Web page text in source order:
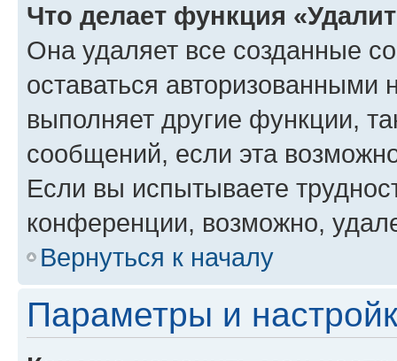
Что делает функция
Она удаляет все созданные
оставаться авторизованными
выполняет другие функции,
сообщений, если эта
Если вы испытываете
конференции, возможно,
Вернуться к началу
Параметры и